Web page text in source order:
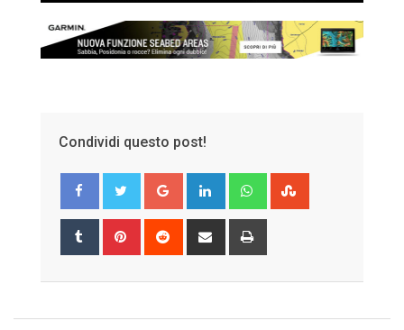
Condividi questo post!
Google+ LinkedIn Whatsapp
Tumblr Pinterest Reddit
Share